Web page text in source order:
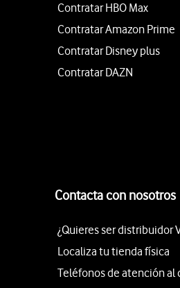
Contratar HBO Max
Contratar Amazon Prime
Contratar Disney plus
Contratar DAZN
Contacta con nosotros
¿Quieres ser distribuidor
Localiza tu tienda física
Teléfonos de atención al